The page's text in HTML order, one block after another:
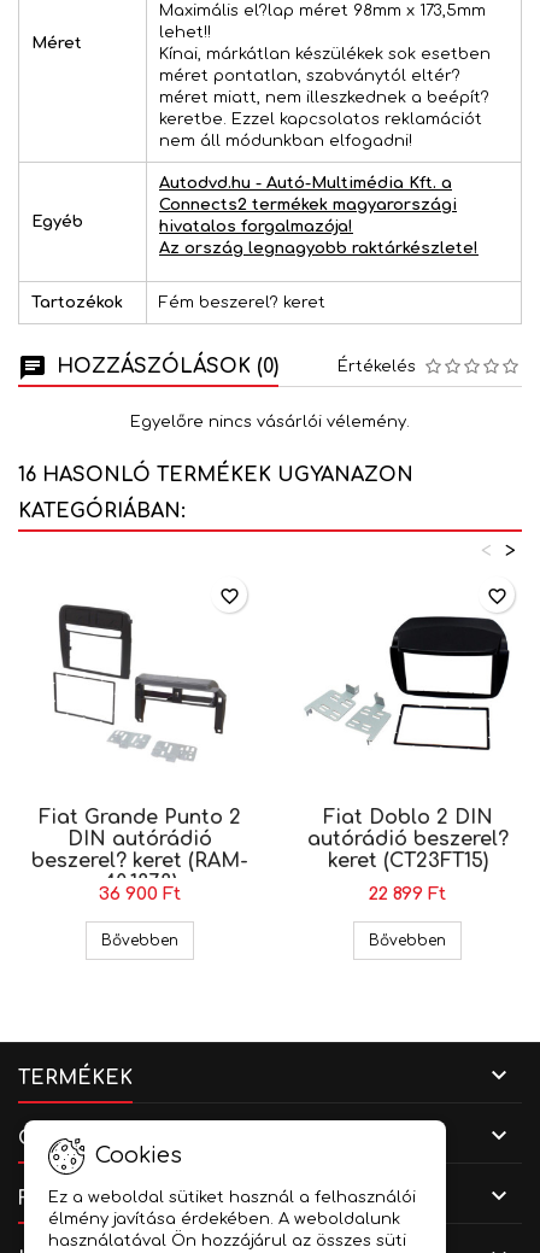
Méret
Maximális el?lap méret 98mm x 173,5mm
lehet!!
Kínai, márkátlan készülékek sok esetben
méret pontatlan, szabványtól eltér?
méret miatt, nem illeszkednek a beépít?
keretbe. Ezzel kapcsolatos reklamációt
nem áll módunkban elfogadni!
Egyéb
Autodvd.hu - Autó-Multimédia Kft. a
Connects2 termékek magyarországi
hivatalos forgalmazója!
Az ország legnagyobb raktárkészlete!
Tartozékok Fém beszerel? keret
HOZZÁSZÓLÁSOK (0) Értékelés
Egyelőre nincs vásárlói vélemény.
16 HASONLÓ TERMÉKEK UGYANAZON
KATEGÓRIÁBAN:
>
<
Fiat Grande Punto 2
DIN autórádió
beszerel? keret (RAM-
40.187.8)
36 900 Ft
Bővebben Fiat Grande Punto 2 DIN autórádió beszerel?
favorite_border
Fiat Doblo 2 DIN
autórádió beszerel?
keret (CT23FT15)
22 899 Ft
Bővebben
favorite_border
TERMÉKEK 
CÉGADATOK 
FIÓKOD 
Cookies
Ez a weboldal sütiket használ a felhasználói
élmény javítása érdekében. A weboldalunk
használatával Ön hozzájárul az összes süti